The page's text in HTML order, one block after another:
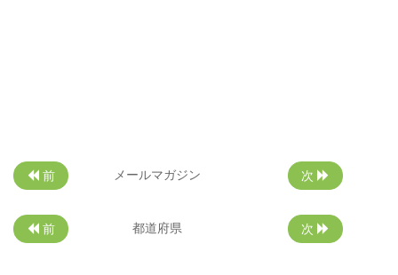
前 メールマガジン 次
前 都道府県 次